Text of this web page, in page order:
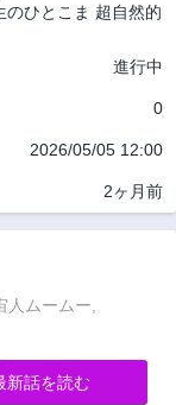
のひとこま 超自然的
進行中
0
2026/05/05 12:00
2ヶ月前
ムームー,
新話を読む